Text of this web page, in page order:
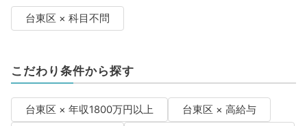
台東区 × 科目不問
こだわり条件から探す
台東区 × 年収1800万円以上
台東区 × 高給与